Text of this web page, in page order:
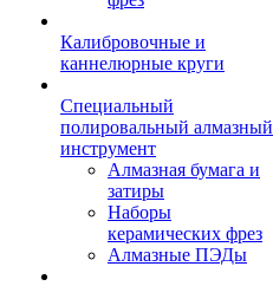
Калибровочные и
каннелюрные круги
Специальный
полировальный алмазный
инструмент
Алмазная бумага и
затиры
Наборы
керамических фрез
Алмазные ПЭДы